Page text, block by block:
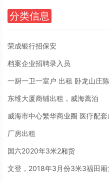
分类信息
荣成银行招保安
档案企业招聘录入员
一厨一卫一室户 出租 卧龙山庄
东维大厦商铺出租，威海蒿泊
威海市中心繁华商业圈 医疗配
厂房出租
国六2020年3米2厢货
文登，2018年3月份3米3福田